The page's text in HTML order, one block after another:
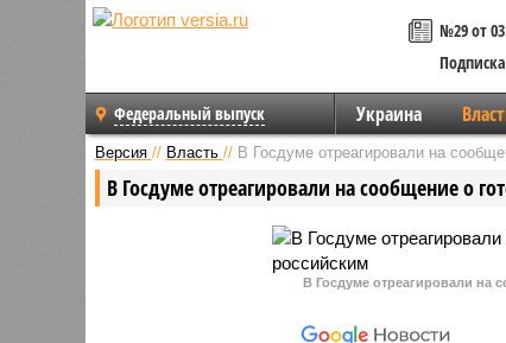
№29 от
Подписка
Федеральный выпуск Украина
Версия // Власть // В Госдуме отреагировали на
В Госдуме отреагировали на сообщение о
В Госдуме отреагировали на